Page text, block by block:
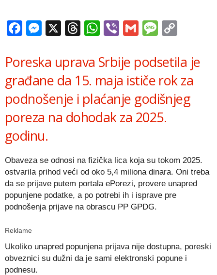
Facebook
Messenger
X Threads
WhatsApp
ViberGmail
Poreska uprava Srbije podsetila je
građane da 15. maja ističe rok za
podnošenje i plaćanje godišnjeg
poreza na dohodak za 2025.
godinu.
Obaveza se odnosi na fizička lica koja su tokom 2025.
ostvarila prihod veći od oko 5,4 miliona dinara. Oni treba
da se prijave putem portala ePorezi, provere unapred
popunjene podatke, a po potrebi ih i isprave pre
podnošenja prijave na obrascu PP GPDG.
Reklame
Ukoliko unapred popunjena prijava nije dostupna, poreski
obveznici su dužni da je sami elektronski popune i
podnesu.